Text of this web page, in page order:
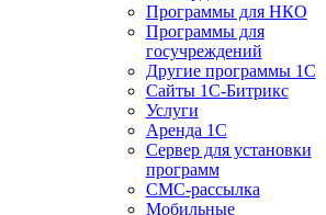
Программы для НКО
Программы для
госучреждений
Другие программы 1С
Сайты 1С-Битрикс
Услуги
Аренда 1С
Сервер для установки
программ
СМС-рассылка
Мобильные